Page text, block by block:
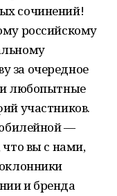
сочинений!
российскому
за очередное
и любопытные
участников.
—
вы с нами,
и бренда